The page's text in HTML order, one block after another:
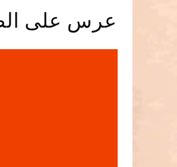
عرس على